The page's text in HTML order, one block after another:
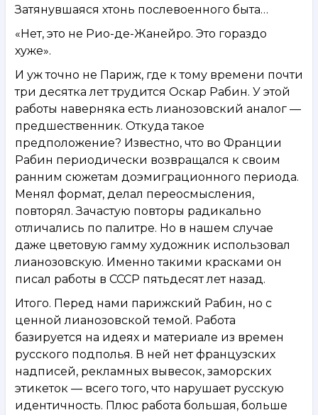
Затянувшаяся хтонь послевоенного быта…
«Нет, это не Рио-де-Жанейро. Это гораздо
хуже».
И уж точно не Париж, где к тому времени почти
три десятка лет трудится Оскар Рабин. У этой
работы наверняка есть лианозовский аналог —
предшественник. Откуда такое
предположение? Известно, что во Франции
Рабин периодически возвращался к своим
ранним сюжетам доэмиграционного периода.
Менял формат, делал переосмысления,
повторял. Зачастую повторы радикально
отличались по палитре. Но в нашем случае
даже цветовую гамму художник использовал
лианозовскую. Именно такими красками он
писал работы в СССР пятьдесят лет назад.
Итого. Перед нами парижский Рабин, но с
ценной лианозовской темой. Работа
базируется на идеях и материале из времен
русского подполья. В ней нет французских
надписей, рекламных вывесок, заморских
этикеток — всего того, что нарушает русскую
идентичность. Плюс работа большая, больше